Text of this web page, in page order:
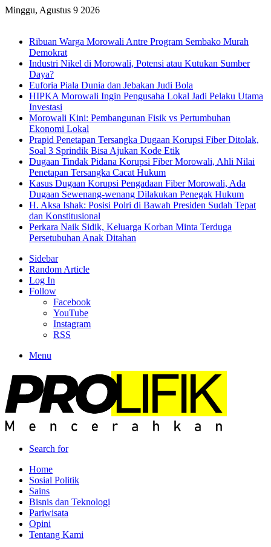
Minggu, Agustus 9 2026
Ribuan Warga Morowali Antre Program Sembako Murah
Demokrat
Industri Nikel di Morowali, Potensi atau Kutukan Sumber
Daya?
Euforia Piala Dunia dan Jebakan Judi Bola
HIPKA Morowali Ingin Pengusaha Lokal Jadi Pelaku Utama
Investasi
Morowali Kini: Pembangunan Fisik vs Pertumbuhan
Ekonomi Lokal
Prapid Penetapan Tersangka Dugaan Korupsi Fiber Ditolak,
Soal 3 Sprindik Bisa Ajukan Kode Etik
Dugaan Tindak Pidana Korupsi Fiber Morowali, Ahli Nilai
Penetapan Tersangka Cacat Hukum
Kasus Dugaan Korupsi Pengadaan Fiber Morowali, Ada
Dugaan Sewenang-wenang Dilakukan Penegak Hukum
H. Aksa Ishak: Posisi Polri di Bawah Presiden Sudah Tepat
dan Konstitusional
Perkara Naik Sidik, Keluarga Korban Minta Terduga
Persetubuhan Anak Ditahan
Sidebar
Random Article
Log In
Follow
Facebook
YouTube
Instagram
RSS
Menu
Search for
Home
Sosial Politik
Sains
Bisnis dan Teknologi
Pariwisata
Opini
Tentang Kami